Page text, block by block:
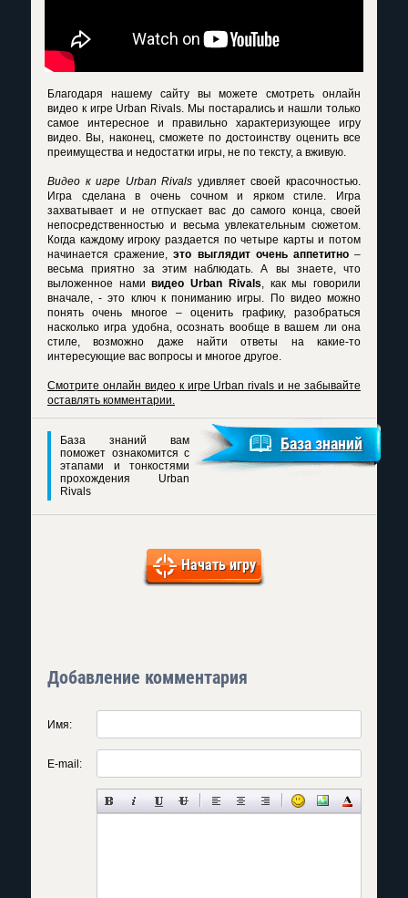
Благодаря нашему сайту вы можете смотреть онлайн
видео к игре Urban Rivals. Мы постарались и нашли только
самое интересное и правильно характеризующее игру
видео. Вы, наконец, сможете по достоинству оценить все
преимущества и недостатки игры, не по тексту, а вживую.
Видео к игре Urban Rivals удивляет своей красочностью.
Игра сделана в очень сочном и ярком стиле. Игра
захватывает и не отпускает вас до самого конца, своей
непосредственностью и весьма увлекательным сюжетом.
Когда каждому игроку раздается по четыре карты и потом
начинается сражение,это выглядит очень аппетитно–
весьма приятно за этим наблюдать. А вы знаете, что
выложенное намивидео Urban Rivals, как мы говорили
вначале, - это ключ к пониманию игры. По видео можно
понять очень многое – оценить графику, разобраться
насколько игра удобна, осознать вообще в вашем ли она
стиле, возможно даже найти ответы на какие-то
интересующие вас вопросы и многое другое.
Смотрите онлайн видео к игре Urban rivals и не забывайте
оставлять комментарии.
База знаний вам
поможет ознакомится с
этапами и тонкостями
прохождения Urban
Rivals
База знаний
Начать игру
Добавление комментария
Имя:
E-mail: